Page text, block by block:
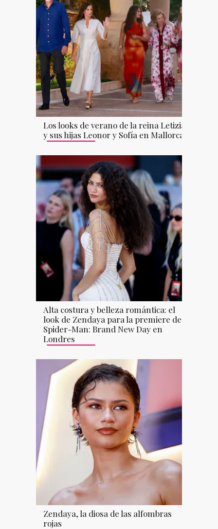
Los looks de verano de la reina Letizia
y sus hijas Leonor y Sofía en Mallorca
Alta costura y belleza romántica: el
look de Zendaya para la premiere de
Spider-Man: Brand New Day en
Londres
Zendaya, la diosa de las alfombras
rojas